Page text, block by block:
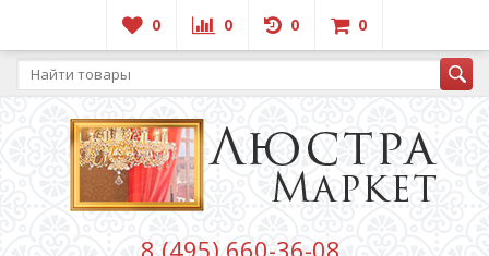
0 0 0 0
8 (495) 660-36-08